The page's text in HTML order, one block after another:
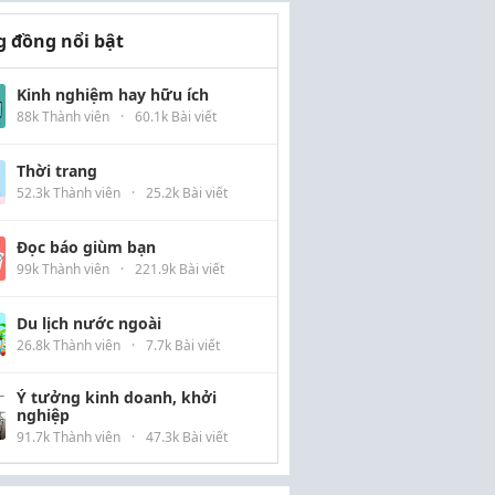
đồng nổi bật
Kinh nghiệm hay hữu ích
88k Thành viên · 60.1k Bài viết
Thời trang
52.3k Thành viên · 25.2k Bài viết
Đọc báo giùm bạn
99k Thành viên · 221.9k Bài viết
Du lịch nước ngoài
26.8k Thành viên · 7.7k Bài viết
Ý tưởng kinh doanh, khởi
nghiệp
91.7k Thành viên · 47.3k Bài viết